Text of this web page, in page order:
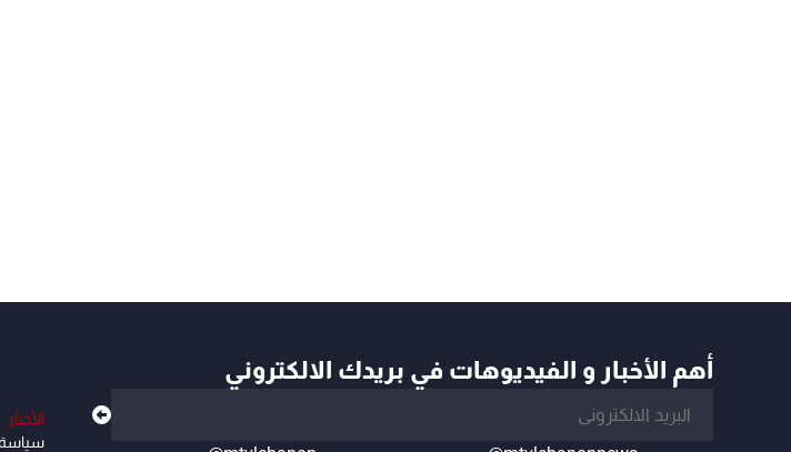
أهم الأخبار و الفيديوهات في بريدك الالكتروني
الأخبار